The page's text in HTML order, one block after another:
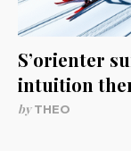
S’orienter
intuition
byTHEO